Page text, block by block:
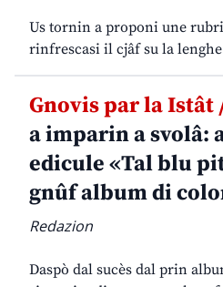
Us tornin a proponi une
rinfrescasi il cjâf su la
Gnovis par la Istât
a imparin a svolâ:
edicule «Tal blu
gnûf album di
Redazion
Daspò dal sucès dal prin